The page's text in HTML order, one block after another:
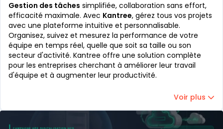
Gestion des tâches simplifiée, collaboration sans effort,
efficacité maximale. Avec Kantree, gérez tous vos projets
avec une plateforme intuitive et personnalisable.
Organisez, suivez et mesurez la performance de votre
équipe en temps réel, quelle que soit sa taille ou son
secteur d'activité. Kantree offre une solution complète
pour les entreprises cherchant à améliorer leur travail
d'équipe et à augmenter leur productivité.
Voir plus